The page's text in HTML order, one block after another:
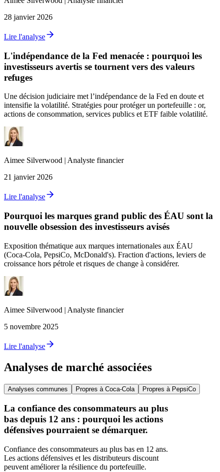
28 janvier 2026
Lire l'analyse
L'indépendance de la Fed menacée : pourquoi les
investisseurs avertis se tournent vers des valeurs
refuges
Une décision judiciaire met l’indépendance de la Fed en doute et
intensifie la volatilité. Stratégies pour protéger un portefeuille : or,
actions de consommation, services publics et ETF faible volatilité.
Aimee Silverwood | Analyste financier
21 janvier 2026
Lire l'analyse
Pourquoi les marques grand public des ÉAU sont la
nouvelle obsession des investisseurs avisés
Exposition thématique aux marques internationales aux ÉAU
(Coca‑Cola, PepsiCo, McDonald's). Fraction d'actions, leviers de
croissance hors pétrole et risques de change à considérer.
Aimee Silverwood | Analyste financier
5 novembre 2025
Lire l'analyse
Analyses de marché associées
Analyses communes Propres à Coca-Cola Propres à PepsiCo
La confiance des consommateurs au plus
bas depuis 12 ans : pourquoi les actions
défensives pourraient se démarquer.
Confiance des consommateurs au plus bas en 12 ans.
Les actions défensives et les distributeurs discount
peuvent améliorer la résilience du portefeuille.